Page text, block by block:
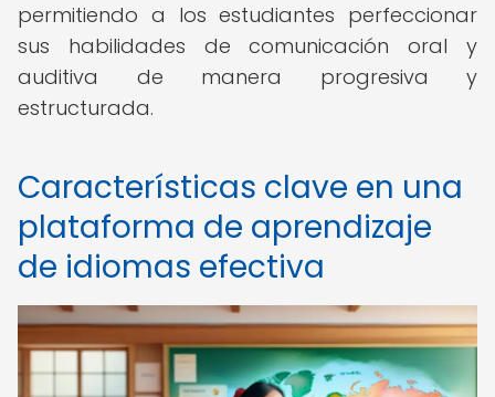
permitiendo a los estudiantes perfeccionar
sus habilidades de comunicación oral y
auditiva de manera progresiva y
estructurada.
Características clave en una
plataforma de aprendizaje
de idiomas efectiva